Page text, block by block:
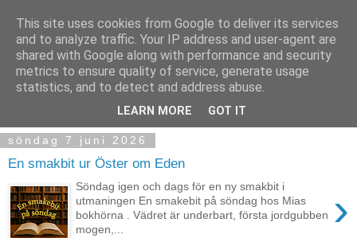
söndag 7 juni 2026
En smakbit ur Öster om Eden
›
Söndag igen och dags för en ny smakbit i
utmaningen En smakebit på söndag hos Mias
bokhörna . Vädret är underbart, första jordgubben
mogen,...
This site uses cookies from Google to deliver its services
and to analyze traffic. Your IP address and user-agent are
shared with Google along with performance and security
metrics to ensure quality of service, generate usage
statistics, and to detect and address abuse.
LEARN MORE GOT IT